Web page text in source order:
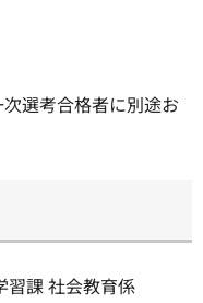
選考合格者に別途お
習課 社会教育係